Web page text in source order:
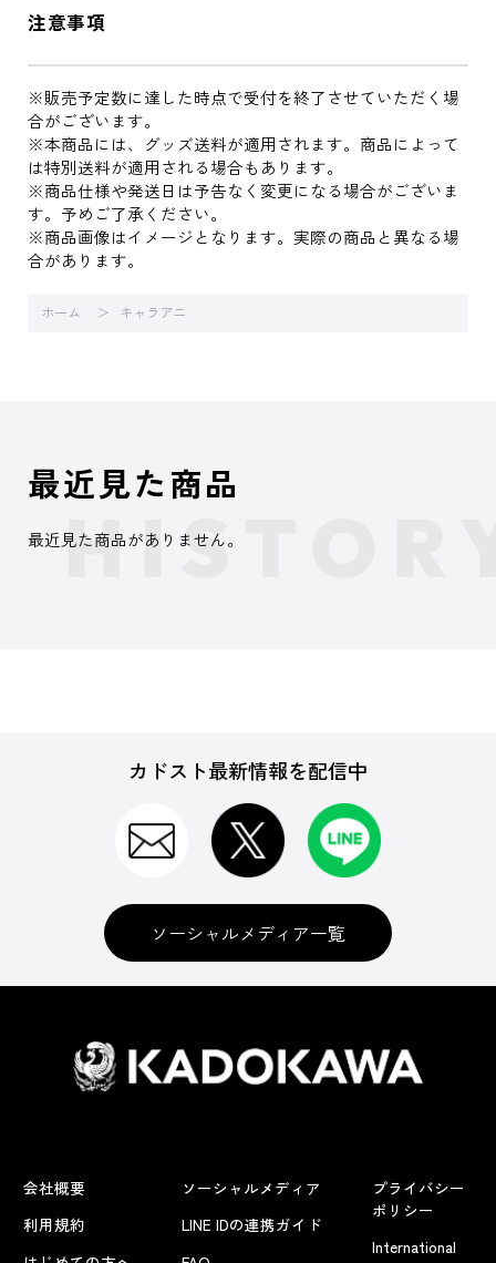
注意事項
※販売予定数に達した時点で受付を終了させていただく場
合がございます。
※本商品には、グッズ送料が適用されます。商品によって
は特別送料が適用される場合もあります。
※商品仕様や発送日は予告なく変更になる場合がございま
す。予めご了承ください。
※商品画像はイメージとなります。実際の商品と異なる場
合があります。
ホーム キャラアニ
最近見た商品
最近見た商品がありません。
カドスト最新情報を配信中
ソーシャルメディア一覧
会社概要
利用規約
ソーシャルメディア
LINE IDの連携ガイド
プライバシー
ポリシー
International